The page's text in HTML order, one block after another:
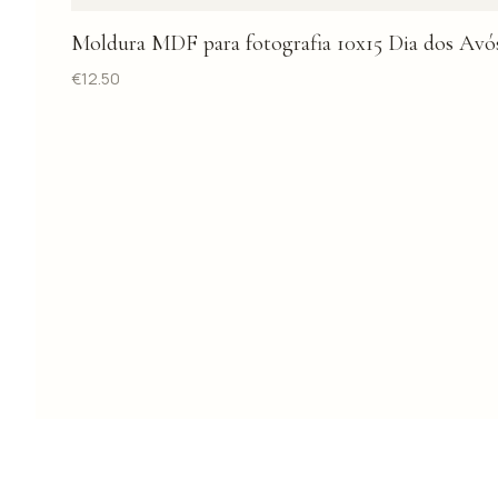
Moldura MDF para fotografia 10x15 Dia dos
€12.50